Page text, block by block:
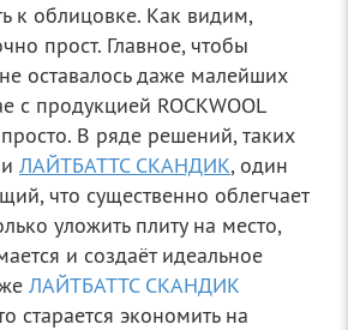
к облицовке. Как видим,
прост. Главное, чтобы
оставалось даже малейших
с продукцией ROCKWOOL
просто. В ряде решений, таких
ЛАЙТБАТТС СКАНДИК, один
что существенно облегчает
уложить плиту на место,
и создаёт идеальное
ЛАЙТБАТТС СКАНДИК
старается экономить на